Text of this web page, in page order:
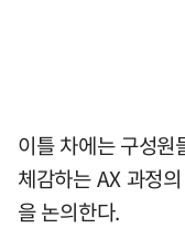
이틀 차에는 구성원
체감하는 AX 과정
을 논의한다.